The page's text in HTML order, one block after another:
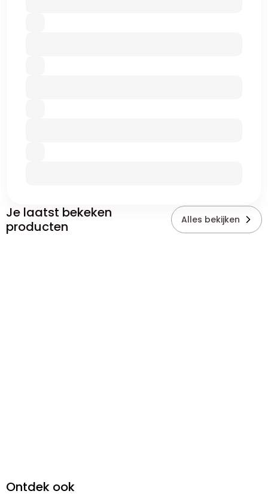
Je laatst bekeken
producten
Alles bekijken
Ontdek ook